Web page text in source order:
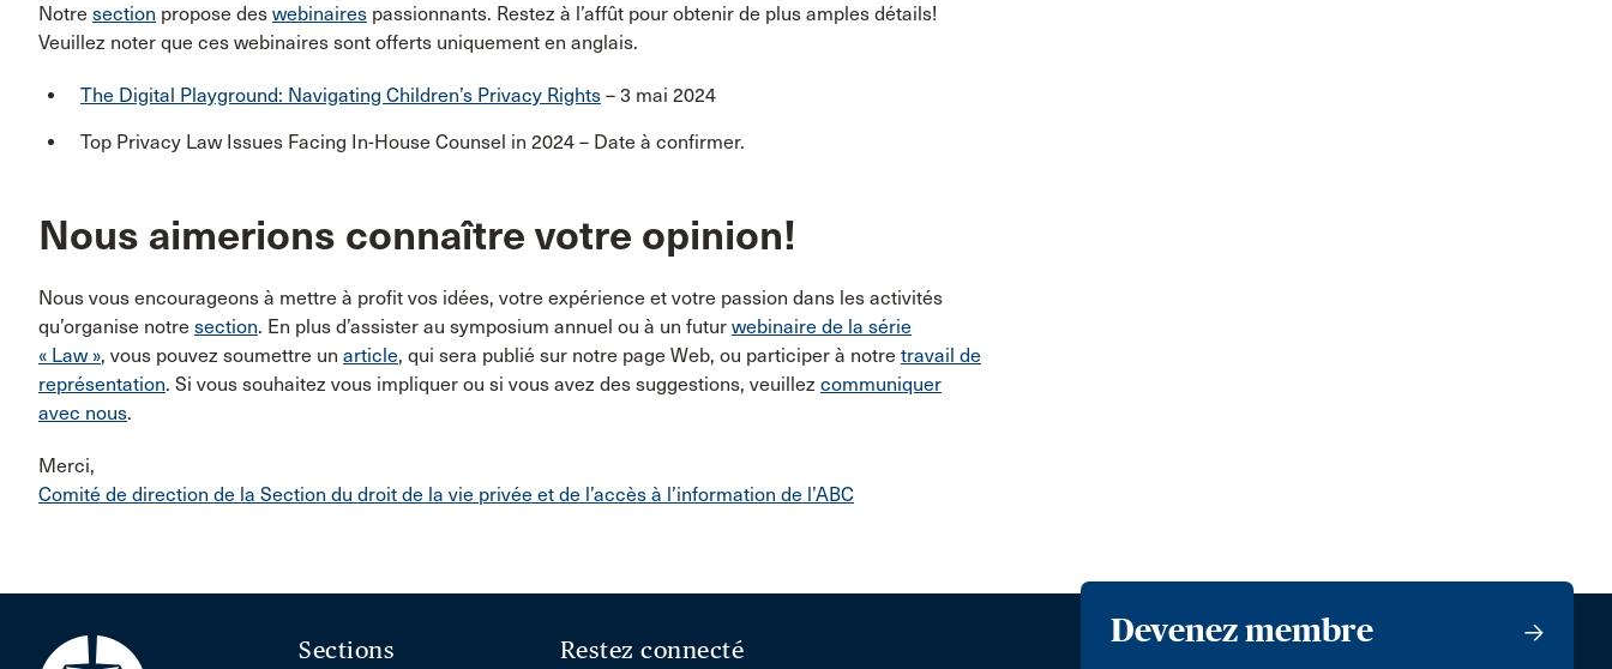
Notre section propose des webinaires passionnants. Restez à l’affût pour obtenir de plus amples détails!
Veuillez noter que ces webinaires sont offerts uniquement en anglais.
The Digital Playground: Navigating Children’s Privacy Rights – 3 mai 2024
Top Privacy Law Issues Facing In-House Counsel in 2024 – Date à confirmer.
Nous aimerions connaître votre opinion!
Nous vous encourageons à mettre à profit vos idées, votre expérience et votre passion dans les activités
qu’organise notre section. En plus d’assister au symposium annuel ou à un futur webinaire de la série
« Law », vous pouvez soumettre un article, qui sera publié sur notre page Web, ou participer à notre travail de
représentation. Si vous souhaitez vous impliquer ou si vous avez des suggestions, veuillez communiquer
avec nous.
Merci,
Comité de direction de la Section du droit de la vie privée et de l’accès à l’information de l’ABC
Devenez membre
Sections Restez connecté